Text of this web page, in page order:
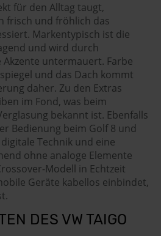
für den Alltag taugt,
frisch und fröhlich das
Markentypisch ist die
und wird durch
untermauert. Farbe
und das Dach kommt
daher. Zu den Extras
im Fond, was beim
bekannt ist. Ebenfalls
Bedienung beim Golf 8 und
Technik und eine
ohne analoge Elemente
Modell in Echtzeit
Geräte kabellos einbindet,
DES VW TAIGO